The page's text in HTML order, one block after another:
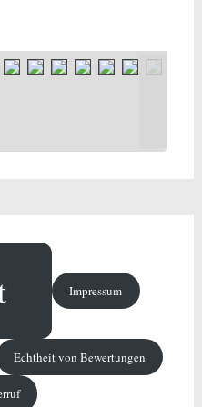
Impressum
Echtheit von Bewertungen